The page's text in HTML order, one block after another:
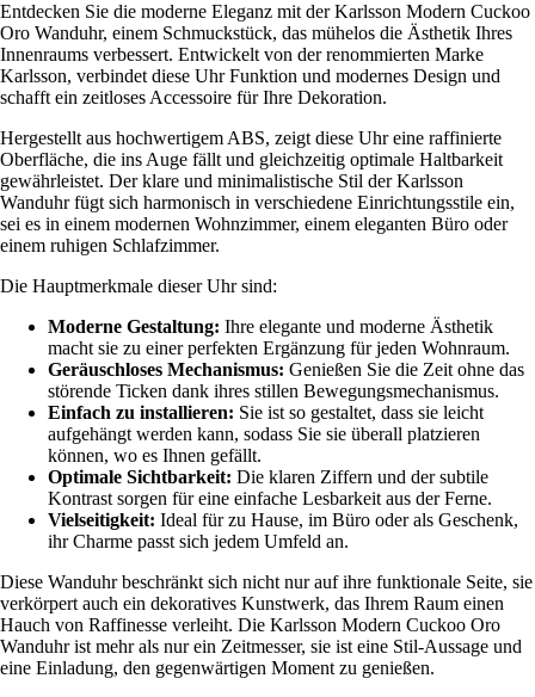
Entdecken Sie die moderne Eleganz mit der Karlsson Modern Cuckoo
Oro Wanduhr, einem Schmuckstück, das mühelos die Ästhetik Ihres
Innenraums verbessert. Entwickelt von der renommierten Marke
Karlsson, verbindet diese Uhr Funktion und modernes Design und
schafft ein zeitloses Accessoire für Ihre Dekoration.
Hergestellt aus hochwertigem ABS, zeigt diese Uhr eine raffinierte
Oberfläche, die ins Auge fällt und gleichzeitig optimale Haltbarkeit
gewährleistet. Der klare und minimalistische Stil der Karlsson
Wanduhr fügt sich harmonisch in verschiedene Einrichtungsstile ein,
sei es in einem modernen Wohnzimmer, einem eleganten Büro oder
einem ruhigen Schlafzimmer.
Die Hauptmerkmale dieser Uhr sind:
Moderne Gestaltung: Ihre elegante und moderne Ästhetik
macht sie zu einer perfekten Ergänzung für jeden Wohnraum.
Geräuschloses Mechanismus: Genießen Sie die Zeit ohne das
störende Ticken dank ihres stillen Bewegungsmechanismus.
Einfach zu installieren: Sie ist so gestaltet, dass sie leicht
aufgehängt werden kann, sodass Sie sie überall platzieren
können, wo es Ihnen gefällt.
Optimale Sichtbarkeit: Die klaren Ziffern und der subtile
Kontrast sorgen für eine einfache Lesbarkeit aus der Ferne.
Vielseitigkeit: Ideal für zu Hause, im Büro oder als Geschenk,
ihr Charme passt sich jedem Umfeld an.
Diese Wanduhr beschränkt sich nicht nur auf ihre funktionale Seite, sie
verkörpert auch ein dekoratives Kunstwerk, das Ihrem Raum einen
Hauch von Raffinesse verleiht. Die Karlsson Modern Cuckoo Oro
Wanduhr ist mehr als nur ein Zeitmesser, sie ist eine Stil-Aussage und
eine Einladung, den gegenwärtigen Moment zu genießen.